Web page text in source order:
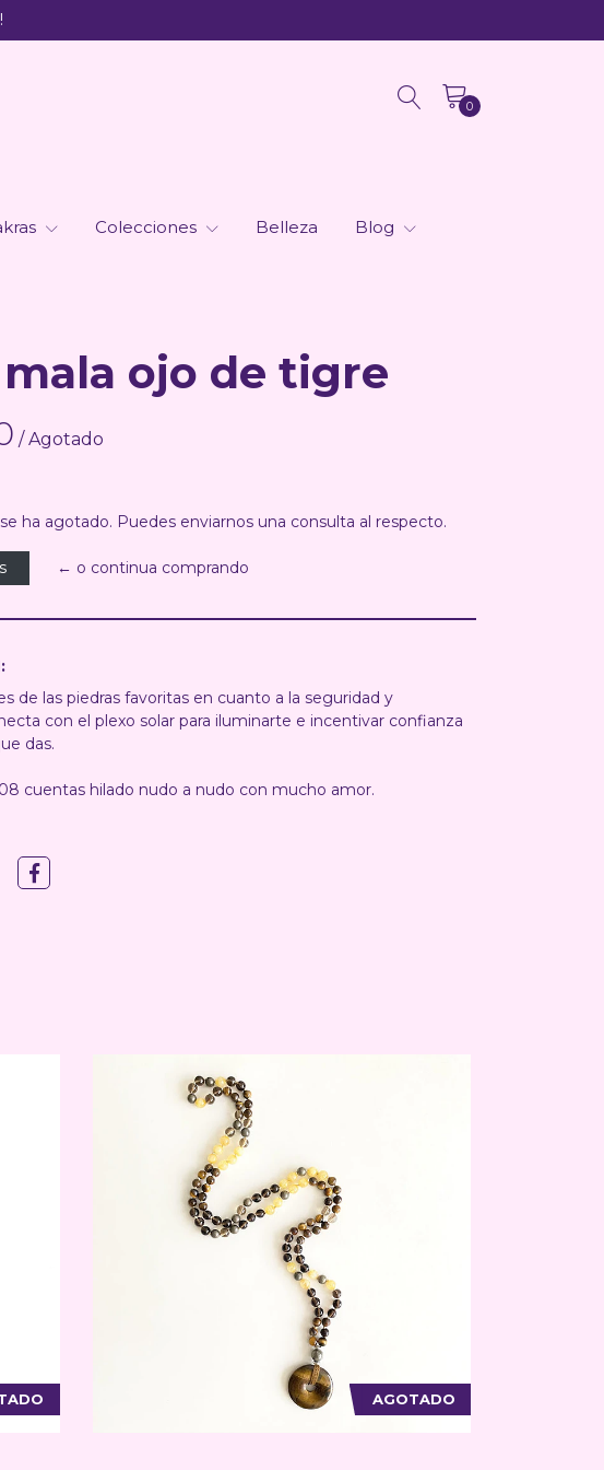
0
Colecciones Belleza Blog
ojo de tigre
/ Agotado
ha agotado. Puedes enviarnos una consulta al respecto.
← o continua comprando
de las piedras favoritas en cuanto a la seguridad y
con el plexo solar para iluminarte e incentivar confianza
das.
cuentas hilado nudo a nudo con mucho amor.
AGOTADO